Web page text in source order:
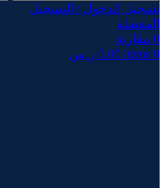
تسجيل الدخول / التسجيل
المفضلة
0 مقارنة
0
items
0.00 ر.س